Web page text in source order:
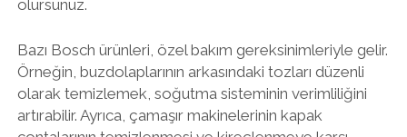
olursunuz.
Bazı Bosch ürünleri, özel bakım gereksinimleriyle gelir.
Örneğin, buzdolaplarının arkasındaki tozları düzenli
olarak temizlemek, soğutma sisteminin verimliliğini
artırabilir. Ayrıca, çamaşır makinelerinin kapak